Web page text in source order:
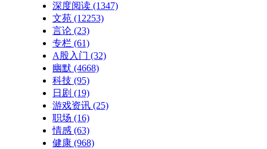
深度阅读 (1347)
文苑 (12253)
言论 (23)
专栏 (61)
A股入门 (32)
幽默 (4668)
科技 (95)
日剧 (19)
游戏资讯 (25)
职场 (16)
情感 (63)
健康 (968)